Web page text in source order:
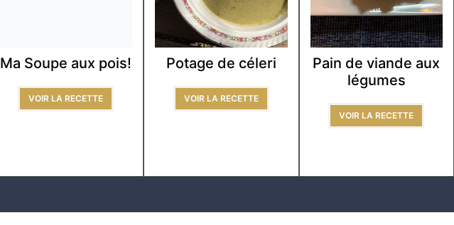
Ma Soupe aux pois!
VOIR LA RECETTE
Potage de céleri
VOIR LA RECETTE
Pain de viande aux
légumes
VOIR LA RECETTE